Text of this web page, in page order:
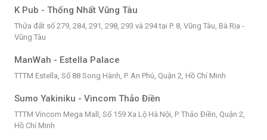
K Pub - Thống Nhất Vũng Tàu
Thửa đất số 279, 284, 291, 298, 293 và 294 tại P. 8, Vũng Tàu, Bà Rịa -
Vũng Tàu
ManWah - Estella Palace
TTTM Estella, Số 88 Song Hành, P. An Phú, Quận 2, Hồ Chí Minh
Sumo Yakiniku - Vincom Thảo Điền
TTTM Vincom Mega Mall, Số 159 Xa Lộ Hà.Nội, P. Thảo Điền, Quận 2,
Hồ Chí Minh